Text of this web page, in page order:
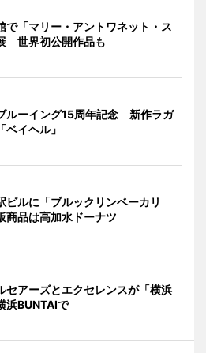
で「マリー・アントワネット・ス
世界初公開作品も
ルーイング15周年記念 新作ラガ
ベイヘル」
ビルに「ブルックリンベーカリ
品は高加水ドーナツ
セアーズとエクセレンスが「横浜
BUNTAIで